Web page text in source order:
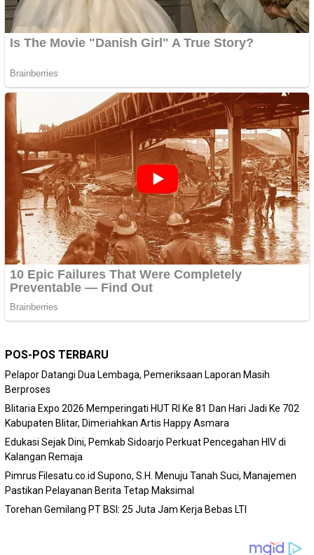
POS-POS TERBARU
Pelapor Datangi Dua Lembaga, Pemeriksaan Laporan Masih
Berproses
Blitaria Expo 2026 Memperingati HUT RI Ke 81 Dan Hari Jadi Ke 702
Kabupaten Blitar, Dimeriahkan Artis Happy Asmara
Edukasi Sejak Dini, Pemkab Sidoarjo Perkuat Pencegahan HIV di
Kalangan Remaja
Pimrus Filesatu.co.id Supono, S.H. Menuju Tanah Suci, Manajemen
Pastikan Pelayanan Berita Tetap Maksimal
Torehan Gemilang PT BSI: 25 Juta Jam Kerja Bebas LTI